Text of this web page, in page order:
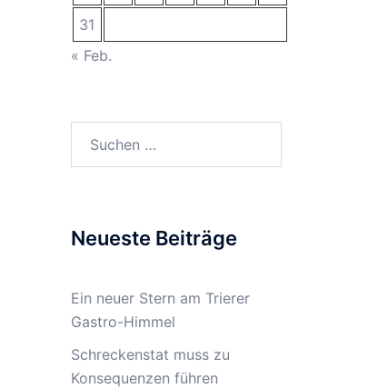
31
« Feb.
Neueste Beiträge
Ein neuer Stern am Trierer
Gastro-Himmel
Schreckenstat muss zu
Konsequenzen führen